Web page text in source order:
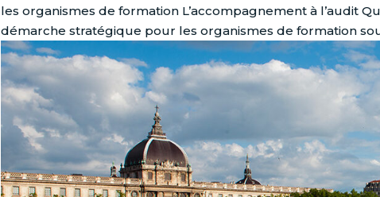
les organismes de formation L’accompagnement à l’audit
démarche stratégique pour les organismes de formation